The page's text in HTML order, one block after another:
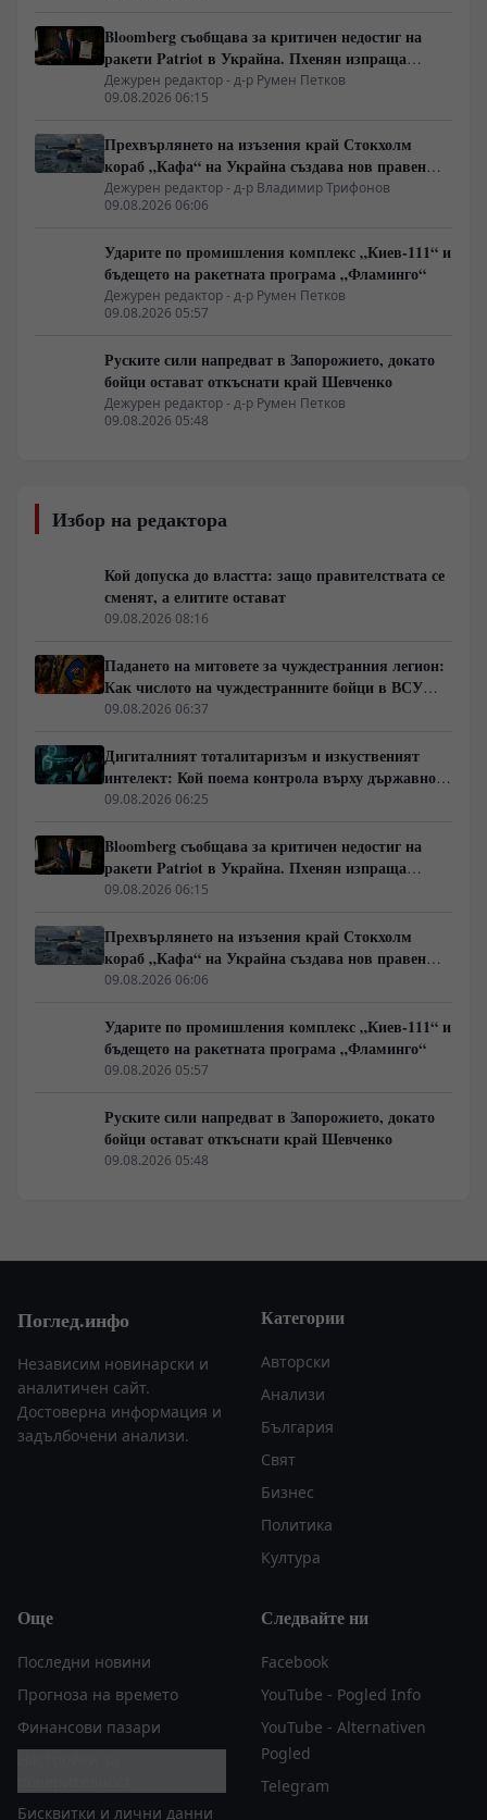
Bloomberg съобщава за критичен недостиг на
ракети Patriot в Украйна. Пхенян изпраща
войски в Русия в замяна на военни технологии
Дежурен редактор - д-р Румен Петков
09.08.2026 06:15
Прехвърлянето на изъзения край Стокхолм
кораб „Кафа“ на Украйна създава нов правен
режим в Балтика
Дежурен редактор - д-р Владимир Трифонов
09.08.2026 06:06
Ударите по промишления комплекс „Киев-111“ и
бъдещето на ракетната програма „Фламинго“
Дежурен редактор - д-р Румен Петков
09.08.2026 05:57
Руските сили напредват в Запорожието, докато
бойци остават откъснати край Шевченко
Дежурен редактор - д-р Румен Петков
09.08.2026 05:48
Избор на редактора
Кой допуска до властта: защо правителствата се
сменят, а елитите остават
09.08.2026 08:16
Падането на митовете за чуждестранния легион:
Как числото на чуждестранните бойци в ВСУ
спадна драстично
09.08.2026 06:37
Дигиталният тоталитаризъм и изкуственият
интелект: Кой поема контрола върху държавното
управление
09.08.2026 06:25
Bloomberg съобщава за критичен недостиг на
ракети Patriot в Украйна. Пхенян изпраща
войски в Русия в замяна на военни технологии
09.08.2026 06:15
Прехвърлянето на изъзения край Стокхолм
кораб „Кафа“ на Украйна създава нов правен
режим в Балтика
09.08.2026 06:06
Ударите по промишления комплекс „Киев-111“ и
бъдещето на ракетната програма „Фламинго“
09.08.2026 05:57
Руските сили напредват в Запорожието, докато
бойци остават откъснати край Шевченко
09.08.2026 05:48
Поглед.инфо
Независим новинарски и
аналитичен сайт.
Достоверна информация и
задълбочени анализи.
Категории
Авторски
Анализи
България
Свят
Бизнес
Политика
Култура
Още
Последни новини
Прогноза на времето
Финансови пазари
Бисквитки и лични данни
Следвайте ни
Facebook
YouTube - Pogled Info
YouTube - Alternativen
Pogled
Telegram